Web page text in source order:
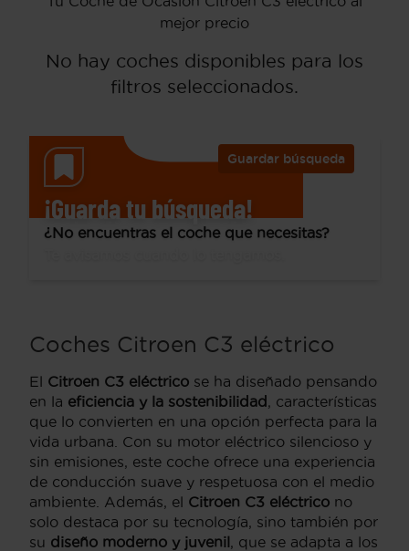
mejor precio
No hay coches disponibles para los
filtros seleccionados.
Guardar búsqueda
¡Guarda tu búsqueda!
¿No encuentras el coche que necesitas?
Coches Citroen C3 eléctrico
El Citroen C3 eléctrico se ha diseñado pensando
en la eficiencia y la sostenibilidad , características
que lo convierten en una opción perfecta para la
vida urbana. Con su motor eléctrico silencioso y
sin emisiones, este coche ofrece una experiencia
de conducción suave y respetuosa con el medio
ambiente. Además, el Citroen C3 eléctrico no
solo destaca por su tecnología, sino también por
su diseño moderno y juvenil, que se adapta a los